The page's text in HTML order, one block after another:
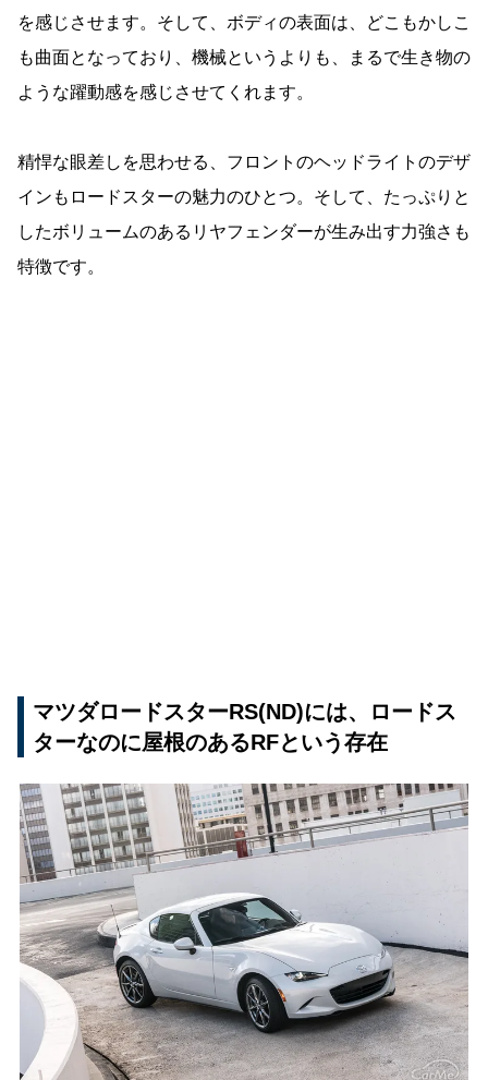
を感じさせます。そして、ボディの表面は、どこもかしこ
も曲面となっており、機械というよりも、まるで生き物の
ような躍動感を感じさせてくれます。
精悍な眼差しを思わせる、フロントのヘッドライトのデザ
インもロードスターの魅力のひとつ。そして、たっぷりと
したボリュームのあるリヤフェンダーが生み出す力強さも
特徴です。
マツダロードスターRS(ND)には、ロードス
ターなのに屋根のあるRFという存在